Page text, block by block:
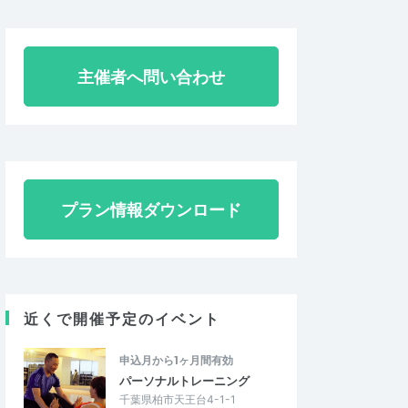
主催者へ問い合わせ
プラン情報ダウンロード
近くで開催予定のイベント
申込月から1ヶ月間有効
パーソナルトレーニング
千葉県柏市天王台4-1-1